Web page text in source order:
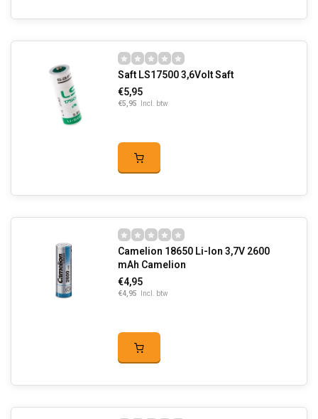
Saft LS17500 3,6Volt Saft
€5,95
€5,95 Incl. btw
Camelion 18650 Li-Ion 3,7V 2600
mAh Camelion
€4,95
€4,95 Incl. btw